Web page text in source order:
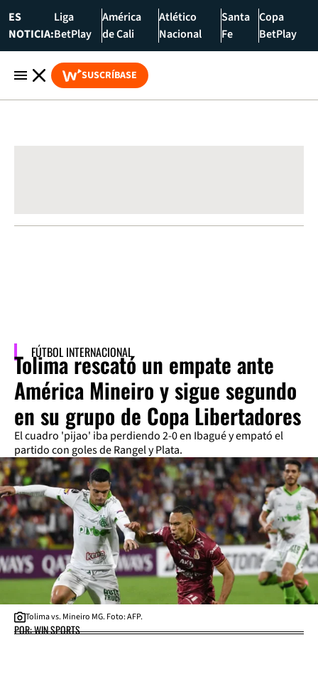
ES
NOTICIA:
Liga
BetPlay
América
de Cali
Atlético
Nacional
Santa
Fe
Copa
BetPlay
SUSCRÍBASE
FÚTBOL INTERNACIONAL
Tolima rescató un empate ante
América Mineiro y sigue segundo
en su grupo de Copa Libertadores
El cuadro 'pijao' iba perdiendo 2-0 en Ibagué y empató el
partido con goles de Rangel y Plata.
Tolima vs. Mineiro MG. Foto: AFP.
POR: WIN SPORTS